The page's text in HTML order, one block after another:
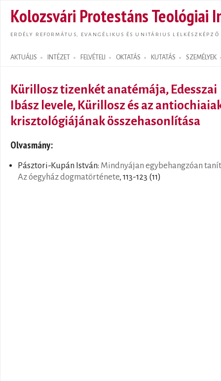
Kolozsvári Protestáns Teológiai
ERDÉLY REFORMÁTUS, EVANGÉLIKUS ÉS UNITÁRIUS LELKÉSZKÉPZŐ
AKTUÁLIS INTÉZET FELVÉTELI OKTATÁS KUTATÁS SZEMÉLYEK
Search form
Kürillosz tizenkét anatémája, Edesszai
Ibász levele, Kürillosz és az
krisztológiájának összehasonlítása
Olvasmány:
Pásztori-Kupán István: Mindnyájan egybehangzóan
Az óegyház dogmatörténete, 113-123 (11)